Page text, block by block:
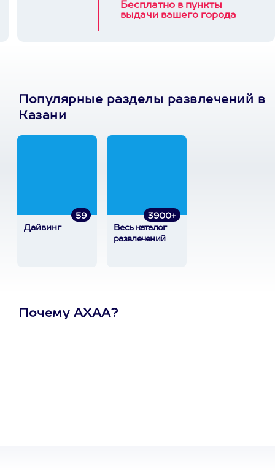
Бесплатно в пункты
выдачи вашего города
Популярные разделы развлечений в
Казани
59
Дайвинг
3900+
Весь каталог
развлечений
Почему АХАА?